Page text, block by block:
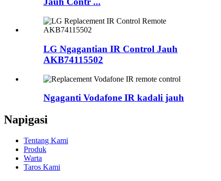
LG Ngagantian IR Control Jauh
AKB74115502
Ngaganti Vodafone IR kadali jauh
Napigasi
Tentang Kami
Produk
Warta
Taros Kami